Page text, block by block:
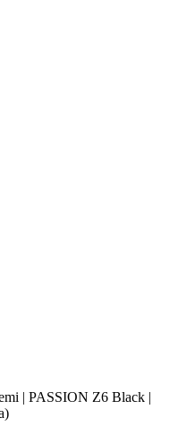
| PASSION Z6 Black |